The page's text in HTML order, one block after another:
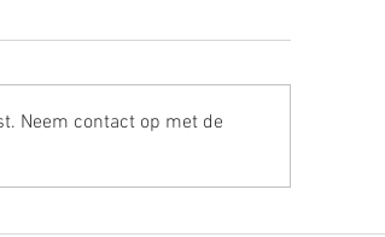
Neem contact op met de